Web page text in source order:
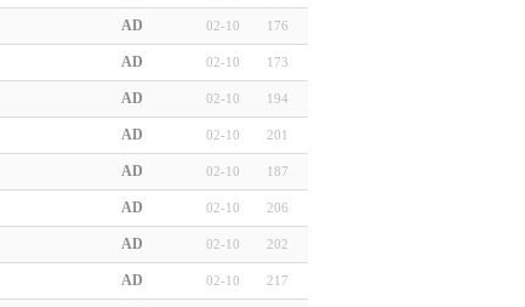
AD 02-10 176
AD 02-10 173
AD 02-10 194
AD 02-10 201
AD 02-10 187
AD 02-10 206
AD 02-10 202
AD 02-10 217